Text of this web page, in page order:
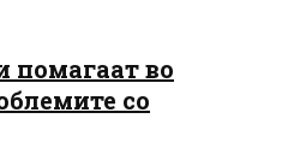
помагаат во
со